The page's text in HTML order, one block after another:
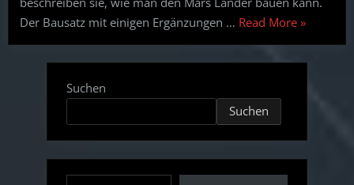
Der Bausatz mit einigen Ergänzungen … Read More“Mit
auf
–
NASA
»
Suchen
Suchen
Type your email…